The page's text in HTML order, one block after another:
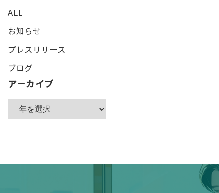
ALL
お知らせ
プレスリリース
ブログ
アーカイブ